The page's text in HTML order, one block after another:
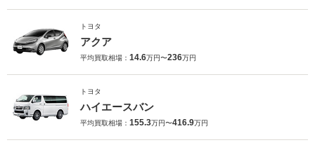
トヨタ
アクア
平均買取相場： 14.6万円〜236万円
トヨタ
ハイエースバン
平均買取相場： 155.3万円〜416.9万円